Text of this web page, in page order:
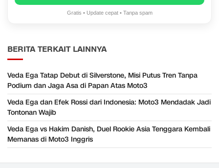
Gratis • Update cepat • Tanpa spam
BERITA TERKAIT LAINNYA
Veda Ega Tatap Debut di Silverstone, Misi Putus Tren Tanpa
Podium dan Jaga Asa di Papan Atas Moto3
Veda Ega dan Efek Rossi dari Indonesia: Moto3 Mendadak Jadi
Tontonan Wajib
Veda Ega vs Hakim Danish, Duel Rookie Asia Tenggara Kembali
Memanas di Moto3 Inggris